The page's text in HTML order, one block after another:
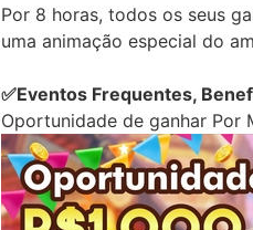
Por 8 horas, todos os seus
uma animação especial do
✅Eventos Frequentes,
Oportunidade de ganhar Por